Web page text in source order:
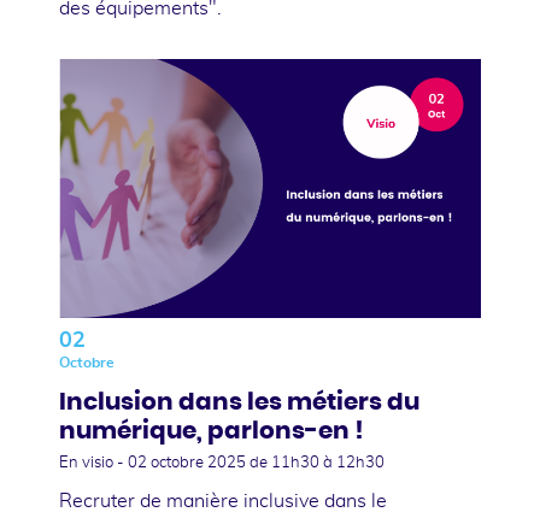
des équipements".
02
Octobre
Inclusion dans les métiers du
numérique, parlons-en !
En visio - 02 octobre 2025 de 11h30 à 12h30
Recruter de manière inclusive dans le